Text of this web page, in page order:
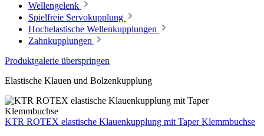
Wellengelenk
Spielfreie Servokupplung
Hochelastische Wellenkupplungen
Zahnkupplungen
Produktgalerie überspringen
Elastische Klauen und Bolzenkupplung
KTR ROTEX elastische Klauenkupplung mit Taper Klemmbuchse